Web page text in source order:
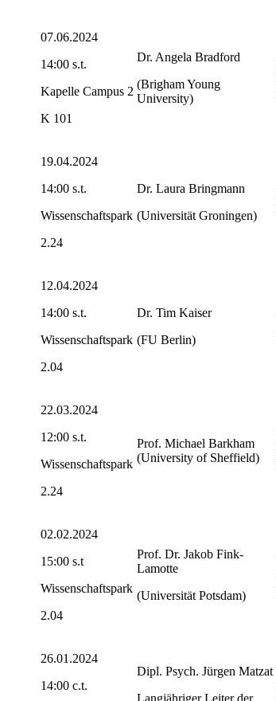
07.06.2024
14:00 s.t.
Kapelle Campus 2
K 101
Dr. Angela Bradford
(Brigham Young
University)
19.04.2024
14:00 s.t.
Wissenschaftspark
2.24
Dr. Laura Bringmann
(Universität Groningen)
12.04.2024
14:00 s.t.
Wissenschaftspark
2.04
Dr. Tim Kaiser
(FU Berlin)
22.03.2024
12:00 s.t.
Wissenschaftspark
2.24
Prof. Michael Barkham
(University of Sheffield)
02.02.2024
15:00 s.t
Wissenschaftspark
2.04
Prof. Dr. Jakob Fink-
Lamotte
(Universität Potsdam)
26.01.2024
14:00 c.t.
Dipl. Psych. Jürgen Matzat
Langjähriger Leiter der